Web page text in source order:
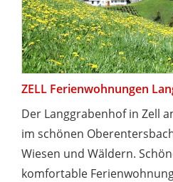
ZELL Ferienwohnungen
Der Langgrabenhof in Zell
im schönen
Wiesen und Wäldern.
komfortable